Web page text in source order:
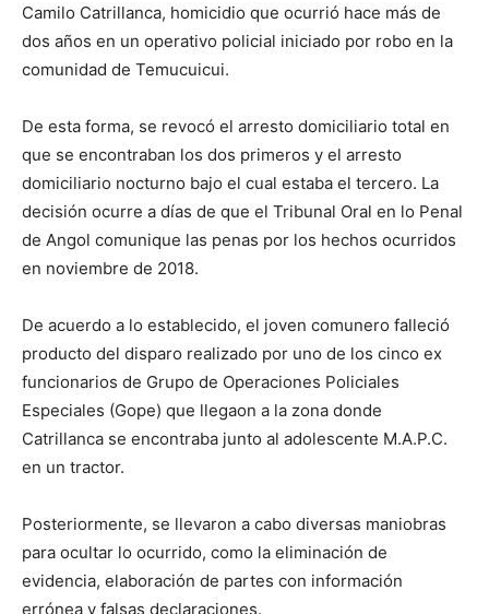
Camilo Catrillanca, homicidio que ocurrió hace más de
dos años en un operativo policial iniciado por robo en la
comunidad de Temucuicui.
De esta forma, se revocó el arresto domiciliario total en
que se encontraban los dos primeros y el arresto
domiciliario nocturno bajo el cual estaba el tercero. La
decisión ocurre a días de que el Tribunal Oral en lo Penal
de Angol comunique las penas por los hechos ocurridos
en noviembre de 2018.
De acuerdo a lo establecido, el joven comunero falleció
producto del disparo realizado por uno de los cinco ex
funcionarios de Grupo de Operaciones Policiales
Especiales (Gope) que llegaon a la zona donde
Catrillanca se encontraba junto al adolescente M.A.P.C.
en un tractor.
Posteriormente, se llevaron a cabo diversas maniobras
para ocultar lo ocurrido, como la eliminación de
evidencia, elaboración de partes con información
errónea y falsas declaraciones.